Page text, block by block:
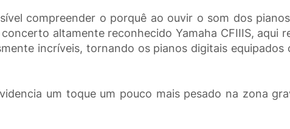
compreender o porquê ao ouvir o som dos
altamente reconhecido Yamaha CFIIIS, aqui
incríveis, tornando os pianos digitais
um toque um pouco mais pesado na zona